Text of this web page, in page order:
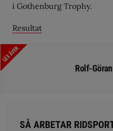
i Gothenburg Trophy.
Resultat
LÄS ÄVEN
Rolf-
SÅ ARBETAR